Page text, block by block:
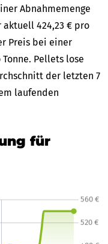
Abnahmemenge
aktuell 424,23 € pro
Preis bei einer
Pellets lose
der letzten 7
laufenden
für